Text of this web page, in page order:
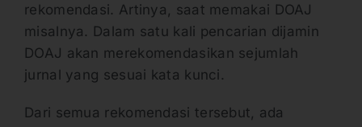
rekomendasi. Artinya, saat memakai DOAJ
misalnya. Dalam satu kali pencarian dijamin
DOAJ akan merekomendasikan sejumlah
jurnal yang sesuai kata kunci.
Dari semua rekomendasi tersebut, ada